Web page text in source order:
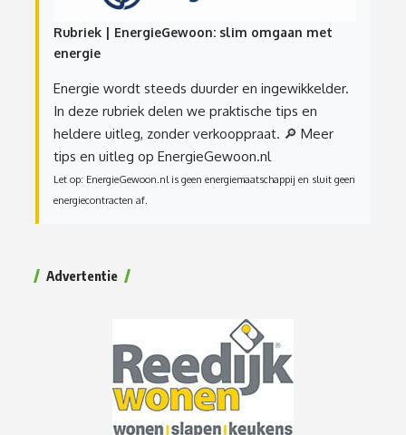
Rubriek | EnergieGewoon: slim omgaan met
energie
Energie wordt steeds duurder en ingewikkelder.
In deze rubriek delen we praktische tips en
heldere uitleg, zonder verkooppraat. 🔎 Meer
tips en uitleg op EnergieGewoon.nl
Let op: EnergieGewoon.nl is geen energiemaatschappij en sluit geen
energiecontracten af.
Advertentie